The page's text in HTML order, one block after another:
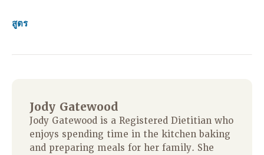
สูตร
Jody Gatewood
Jody Gatewood is a Registered Dietitian who
enjoys spending time in the kitchen baking
and preparing meals for her family. She